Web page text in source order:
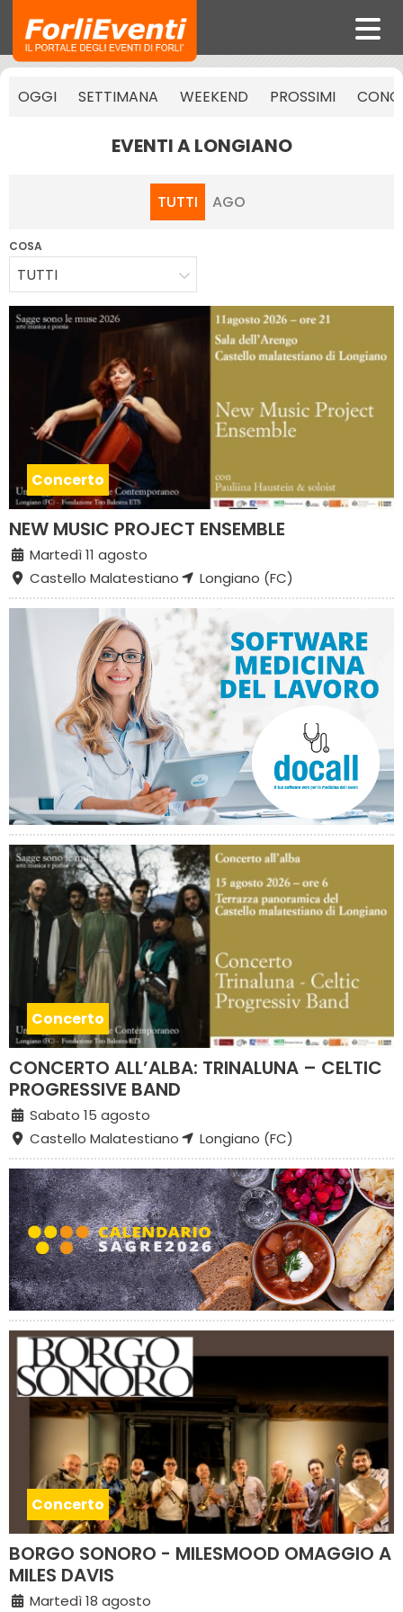
OGGI SETTIMANA WEEKEND PROSSIMI
EVENTI A LONGIANO
TUTTI AGO
COSA
TUTTI
Concerto
NEW MUSIC PROJECT ENSEMBLE
Martedì 11 agosto
Castello Malatestiano
Longiano (FC)
Concerto
CONCERTO ALL’ALBA: TRINALUNA – CELTIC
PROGRESSIVE BAND
Sabato 15 agosto
Castello Malatestiano
Longiano (FC)
Concerto
BORGO SONORO - MILESMOOD OMAGGIO A
MILES DAVIS
Martedì 18 agosto